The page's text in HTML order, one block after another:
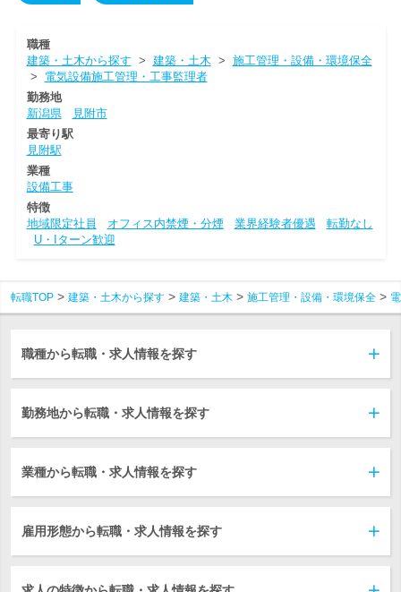
職種
建築・土木から探す > 建築・土木 > 施工管理・設備・環境保全
> 電気設備施工管理・工事監理者
勤務地
新潟県
見附市
最寄り駅
見附駅
業種
設備工事
特徴
地域限定社員
オフィス内禁煙・分煙 業界経験者優遇
転勤なし
U・Iターン歓迎
転職TOP 建築・土木から探す 建築・土木 施工管理・設備・環境保全
職種から転職・求人情報を探す
勤務地から転職・求人情報を探す
業種から転職・求人情報を探す
雇用形態から転職・求人情報を探す